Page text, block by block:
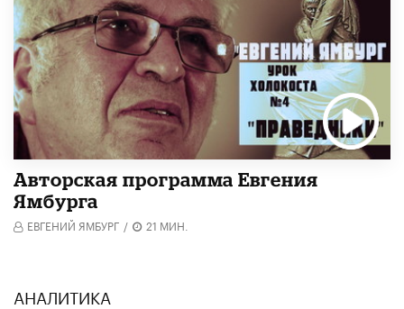
Авторская программа Евгения
Ямбурга
ЕВГЕНИЙ ЯМБУРГ / 21 МИН.
АНАЛИТИКА